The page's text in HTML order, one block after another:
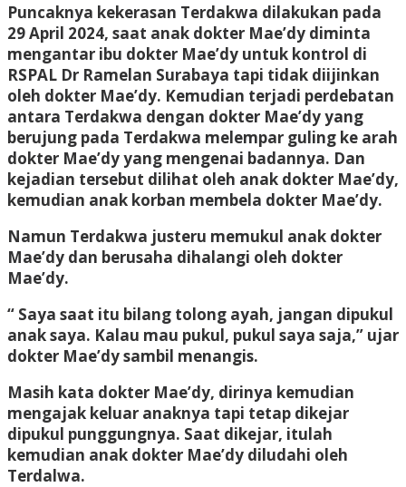
Puncaknya kekerasan Terdakwa dilakukan pada
29 April 2024, saat anak dokter Mae’dy diminta
mengantar ibu dokter Mae’dy untuk kontrol di
RSPAL Dr Ramelan Surabaya tapi tidak diijinkan
oleh dokter Mae’dy. Kemudian terjadi perdebatan
antara Terdakwa dengan dokter Mae’dy yang
berujung pada Terdakwa melempar guling ke arah
dokter Mae’dy yang mengenai badannya. Dan
kejadian tersebut dilihat oleh anak dokter Mae’dy,
kemudian anak korban membela dokter Mae’dy.
Namun Terdakwa justeru memukul anak dokter
Mae’dy dan berusaha dihalangi oleh dokter
Mae’dy.
“ Saya saat itu bilang tolong ayah, jangan dipukul
anak saya. Kalau mau pukul, pukul saya saja,” ujar
dokter Mae’dy sambil menangis.
Masih kata dokter Mae’dy, dirinya kemudian
mengajak keluar anaknya tapi tetap dikejar
dipukul punggungnya. Saat dikejar, itulah
kemudian anak dokter Mae’dy diludahi oleh
Terdalwa.